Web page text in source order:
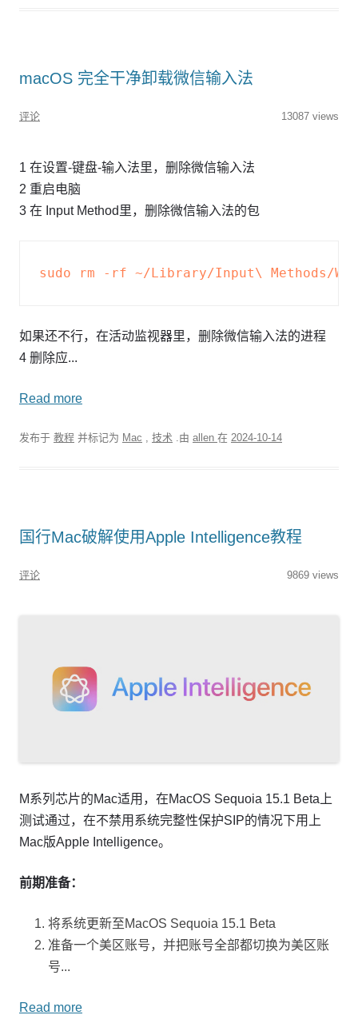
macOS 完全干净卸载微信输入法
评论 13087 views
1 在设置-键盘-输入法里，删除微信输入法
2 重启电脑
3 在 Input Method里，删除微信输入法的包
如果还不行，在活动监视器里，删除微信输入法的进程
4 删除应...
Read more
发布于 教程 并标记为 Mac , 技术 .由 allen 在 2024-10-14
国行Mac破解使用Apple Intelligence教程
评论 9869 views
M系列芯片的Mac适用，在MacOS Sequoia 15.1 Beta上
测试通过，在不禁用系统完整性保护SIP的情况下用上
Mac版Apple Intelligence。
前期准备：
将系统更新至MacOS Sequoia 15.1 Beta
准备一个美区账号，并把账号全部都切换为美区账
号...
Read more